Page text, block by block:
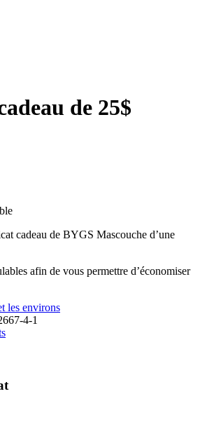
de 25$
cadeau de BYGS Mascouche d’une
afin de vous permettre d’économiser
les environs
4-1